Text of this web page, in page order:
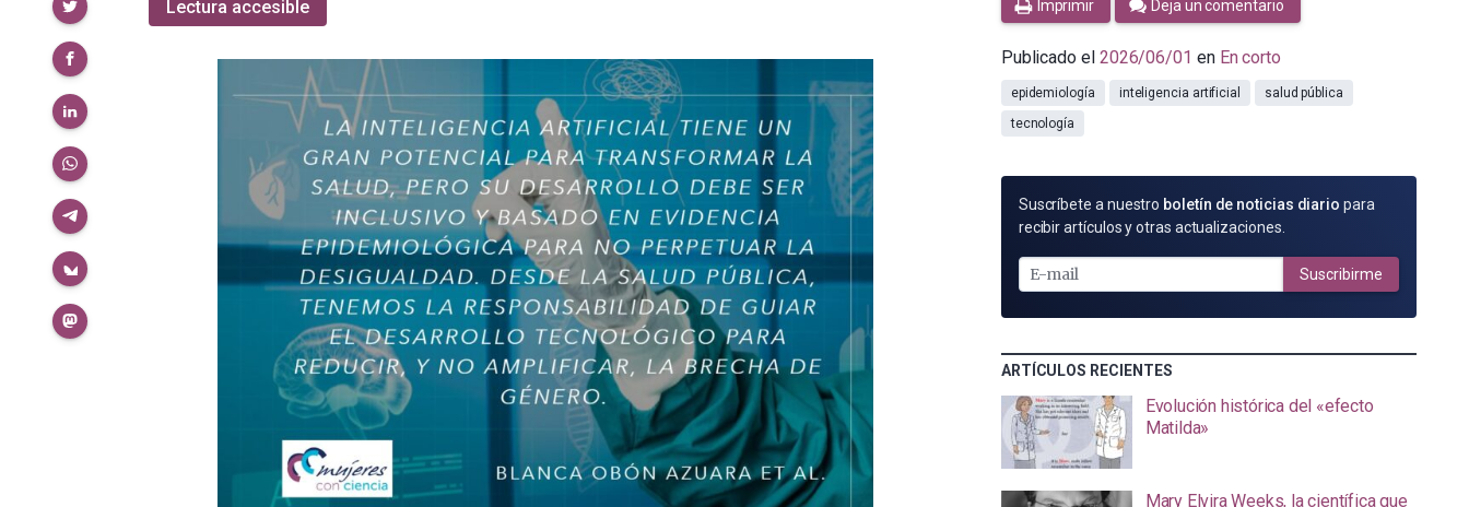
Lectura accesible Imprimir Deja un comentario
Publicado el 2026/06/01 en En corto
epidemiología inteligencia artificial
salud pública
tecnología
SUSCRÍBETE
POR
MAIL
Suscríbete a nuestro boletín de noticias diario para
recibir artículos y otras actualizaciones.
Suscribirme
ARTÍCULOS RECIENTES
Evolución histórica del «efecto
Matilda»
Mary Elvira Weeks, la científica que